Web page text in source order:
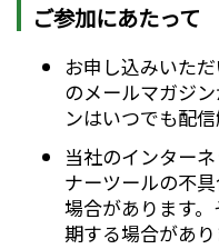
ご参加にあたって
お申し込みいた
のメールマガジ
ンはいつでも配信
当社のインター
ナーツールの不
場合があります
期する場合があり